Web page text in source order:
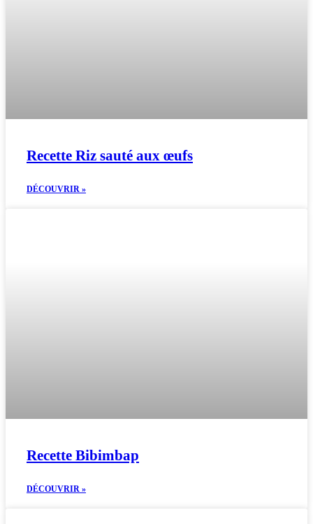
Recette Riz sauté aux œufs
DÉCOUVRIR »
Recette Bibimbap
DÉCOUVRIR »